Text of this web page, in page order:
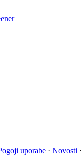
uporabe · Novosti ·